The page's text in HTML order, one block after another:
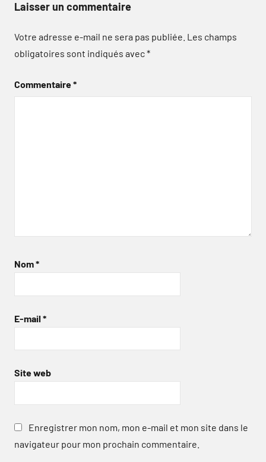
Laisser un commentaire
Votre adresse e-mail ne sera pas publiée. Les champs
obligatoires sont indiqués avec*
Commentaire*
Nom*
E-mail *
Site web
Enregistrer mon nom, mon e-mail et mon site dans le
navigateur pour mon prochain commentaire.